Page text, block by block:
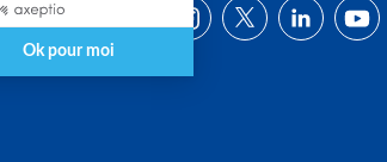
Ok pour moi
de gérer vos paramètres de confidentialité,